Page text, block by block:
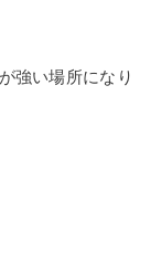
強い場所になり